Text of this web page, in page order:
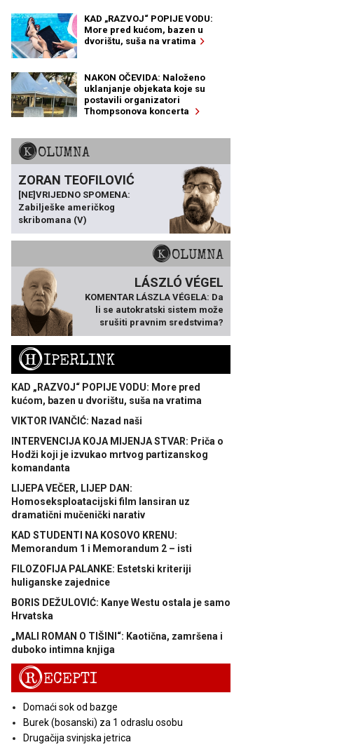
KAD „RAZVOJ“ POPIJE VODU:
More pred kućom, bazen u
dvorištu, suša na vratima
NAKON OČEVIDA: Naloženo
uklanjanje objekata koje su
postavili organizatori
Thompsonova koncerta
KOLUMNA
ZORAN TEOFILOVIĆ
[NE]VRIJEDNO SPOMENA:
Zabilješke američkog
skribomana (V)
KOLUMNA
LÁSZLÓ VÉGEL
KOMENTAR LÁSZLA VÉGELA: Da
li se autokratski sistem može
srušiti pravnim sredstvima?
HIPERLINK
KAD „RAZVOJ“ POPIJE VODU: More pred
kućom, bazen u dvorištu, suša na vratima
VIKTOR IVANČIĆ: Nazad naši
INTERVENCIJA KOJA MIJENJA STVAR: Priča o
Hodži koji je izvukao mrtvog partizanskog
komandanta
LIJEPA VEČER, LIJEP DAN:
Homoseksploatacijski film lansiran uz
dramatični mučenički narativ
KAD STUDENTI NA KOSOVO KRENU:
Memorandum 1 i Memorandum 2 – isti
FILOZOFIJA PALANKE: Estetski kriteriji
huliganske zajednice
BORIS DEŽULOVIĆ: Kanye Westu ostala je samo
Hrvatska
„MALI ROMAN O TIŠINI“: Kaotična, zamršena i
duboko intimna knjiga
RECEPTI
Domaći sok od bazge
Burek (bosanski) za 1 odraslu osobu
Drugačija svinjska jetrica